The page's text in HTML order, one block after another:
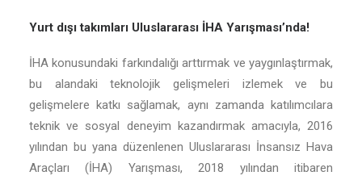
Yurt dışı takımları Uluslararası İHA Yarışması’nda!
İHA konusundaki farkındalığı arttırmak ve yaygınlaştırmak,
bu alandaki teknolojik gelişmeleri izlemek ve bu
gelişmelere katkı sağlamak, aynı zamanda katılımcılara
teknik ve sosyal deneyim kazandırmak amacıyla, 2016
yılından bu yana düzenlenen Uluslararası İnsansız Hava
Araçları (İHA) Yarışması, 2018 yılından itibaren